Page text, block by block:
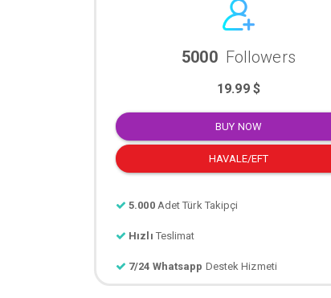
5000 Followers
19.99 $
BUY NOW
HAVALE/EFT
5.000 Adet Türk Takipçi
Hızlı Teslimat
7/24 Whatsapp Destek